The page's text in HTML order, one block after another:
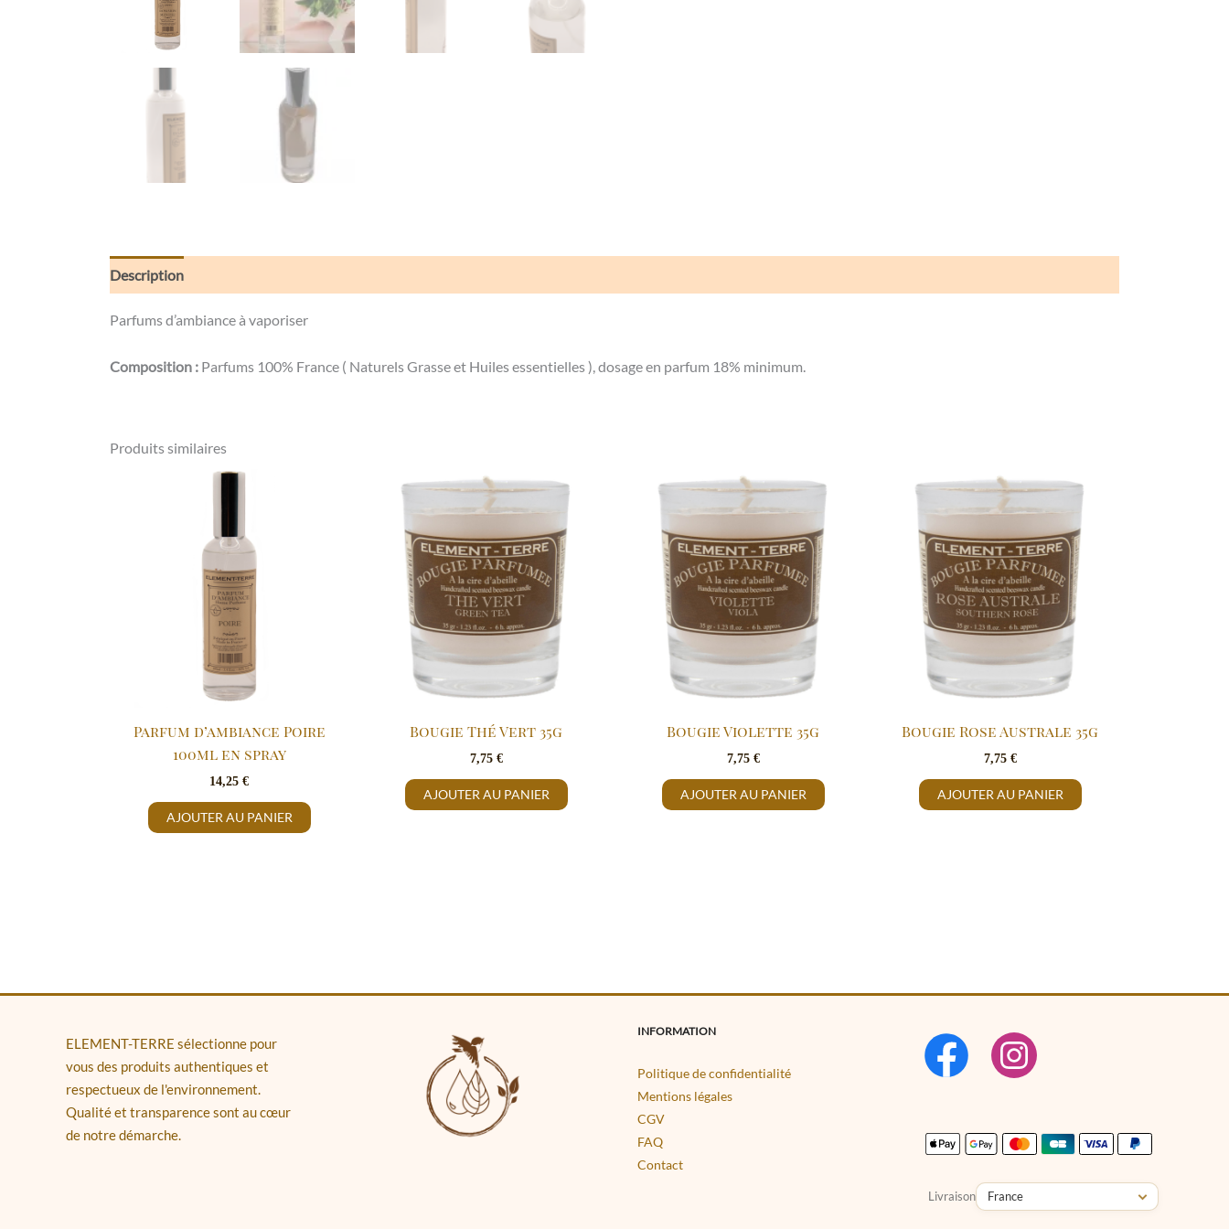
Description
Parfums d’ambiance à vaporiser
Composition : Parfums 100% France ( Naturels Grasse et Huiles essentielles ), dosage en parfum 18% minimum.
Produits similaires
Parfum d’ambiance Poire
100ml en spray
14,25 €
AJOUTER AU PANIER
Bougie Thé Vert 35g
7,75 €
AJOUTER AU PANIER
Bougie Violette 35g
7,75 €
AJOUTER AU PANIER
Bougie Rose Australe 35g
7,75 €
AJOUTER AU PANIER
ELEMENT-TERRE sélectionne pour
vous des produits authentiques et
respectueux de l'environnement.
Qualité et transparence sont au cœur
de notre démarche.
INFORMATION
Politique de confidentialité
Mentions légales
CGV
FAQ
Contact
Livraison